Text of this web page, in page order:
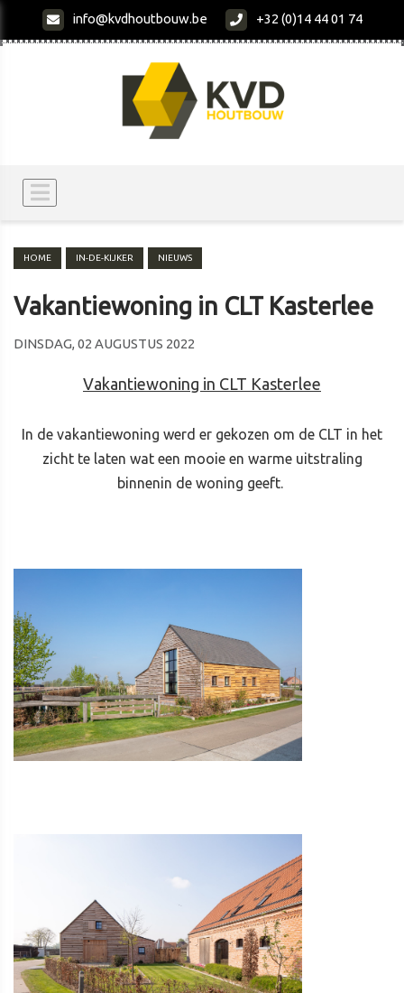
info@kvdhoutbouw.be +32 (0)14 44 01 74
HOME IN-DE-KIJKER NIEUWS
Vakantiewoning in CLT Kasterlee
DINSDAG, 02 AUGUSTUS 2022
Vakantiewoning in CLT Kasterlee
In de vakantiewoning werd er gekozen om de CLT in het
zicht te laten wat een mooie en warme uitstraling
binnenin de woning geeft.